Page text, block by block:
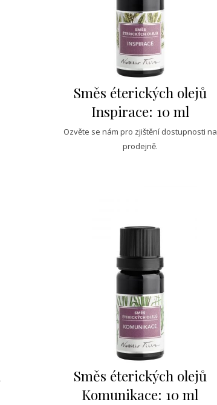
Směs éterických olejů
Inspirace: 10 ml
Ozvěte se nám pro zjištění dostupnosti na
prodejně.
Směs éterických olejů
Komunikace: 10 ml